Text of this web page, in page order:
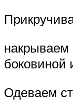
накрываем
боковиной
Одеваем